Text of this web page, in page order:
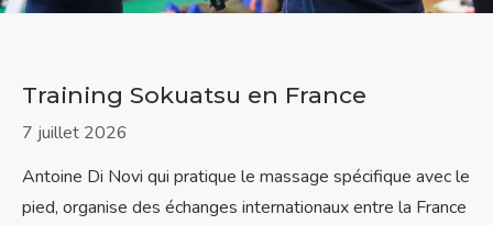
Training Sokuatsu en France
7 juillet 2026
Antoine Di Novi qui pratique le massage spécifique avec le
pied, organise des échanges internationaux entre la France